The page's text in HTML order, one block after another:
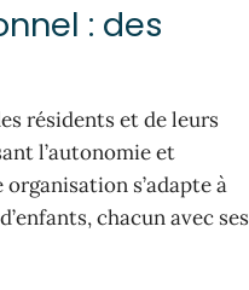
: des
résidents et de leurs
l’autonomie et
organisation s’adapte à
chacun avec ses